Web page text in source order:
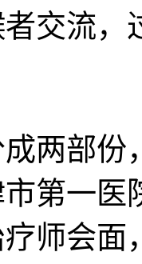
交流
两部份
第一医
师会